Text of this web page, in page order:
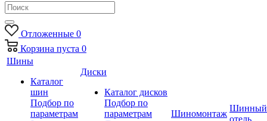
Отложенные 0
Корзина пуста 0
Шины
Каталог
шин
Подбор по
параметрам
Диски
Каталог дисков
Подбор по
параметрам
Шиномонтаж
Шинный
отель